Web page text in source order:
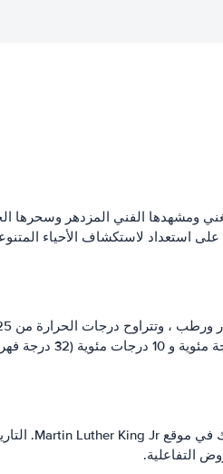
الغني ومشهدها الفني المزدهر
استعداد لاستكشاف الأحياء
التفاعلية.